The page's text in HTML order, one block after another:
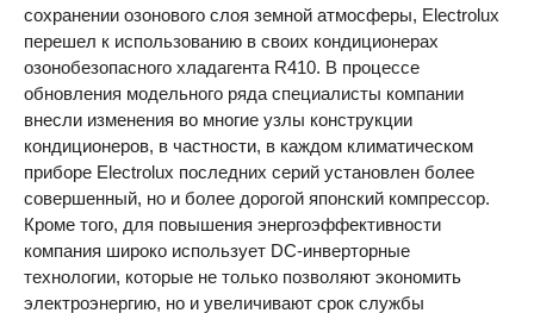
сохранении озонового слоя земной атмосферы, Electrolux
перешел к использованию в своих кондиционерах
озонобезопасного хладагента R410. В процессе
обновления модельного ряда специалисты компании
внесли изменения во многие узлы конструкции
кондиционеров, в частности, в каждом климатическом
приборе Electrolux последних серий установлен более
совершенный, но и более дорогой японский компрессор.
Кроме того, для повышения энергоэффективности
компания широко использует DC-инверторные
технологии, которые не только позволяют экономить
электроэнергию, но и увеличивают срок службы